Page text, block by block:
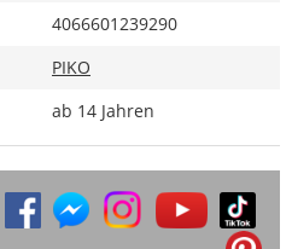
4066601239290
PIKO
ab 14 Jahren